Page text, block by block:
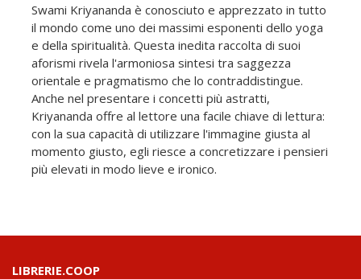
Swami Kriyananda è conosciuto e apprezzato in tutto
il mondo come uno dei massimi esponenti dello yoga
e della spiritualità. Questa inedita raccolta di suoi
aforismi rivela l'armoniosa sintesi tra saggezza
orientale e pragmatismo che lo contraddistingue.
Anche nel presentare i concetti più astratti,
Kriyananda offre al lettore una facile chiave di lettura:
con la sua capacità di utilizzare l'immagine giusta al
momento giusto, egli riesce a concretizzare i pensieri
più elevati in modo lieve e ironico.
LIBRERIE.COOP